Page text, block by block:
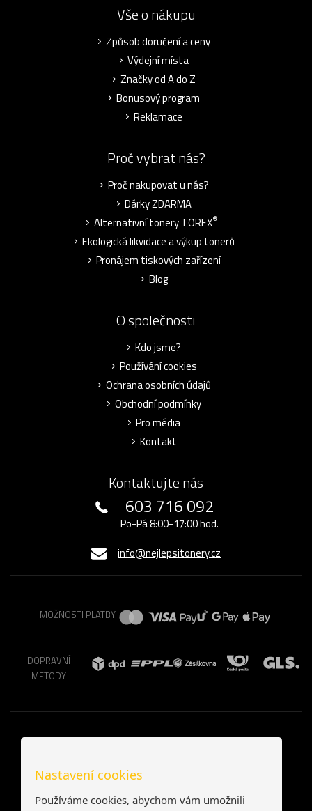
Vše o nákupu
Způsob doručení a ceny
Výdejní místa
Značky od A do Z
Bonusový program
Reklamace
Proč vybrat nás?
Proč nakupovat u nás?
Dárky ZDARMA
Alternativní tonery TOREX®
Ekologická likvidace a výkup tonerů
Pronájem tiskových zařízení
Blog
O společnosti
Kdo jsme?
Používání cookies
Ochrana osobních údajů
Obchodní podmínky
Pro média
Kontakt
Kontaktujte nás
603 716 092
Po-Pá 8:00-17:00 hod.
info@nejlepsitonery.cz
MOŽNOSTI PLATBY
DOPRAVNÍ
METODY
Nastavení cookies
Používáme cookies, abychom vám umožnili